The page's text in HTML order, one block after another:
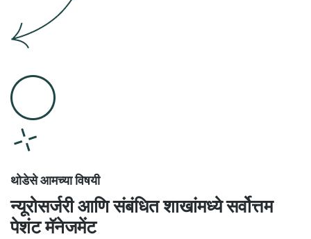
थोडेसे आमच्या विषयी
न्यूरोसर्जरी आणि संबंधित शाखांमध्ये सर्वोत्तम
पेशंट मॅनेजमेंट